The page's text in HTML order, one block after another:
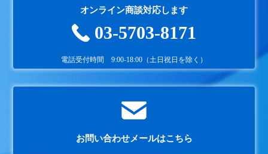
オンライン商談対応します
03-5703-8171
電話受付時間 9:00-18:00（土日祝日を除く）
お問い合わせメールはこちら